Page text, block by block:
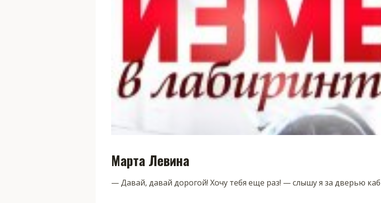
Марта Левина
— Давай, давай дорогой! Хочу тебя еще раз! — слышу я за дверью